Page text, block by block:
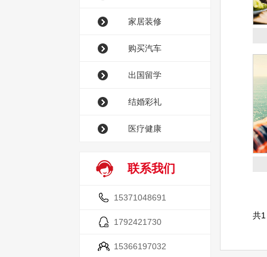
家居装修
购买汽车
出国留学
结婚彩礼
医疗健康
联系我们
15371048691
1792421730
15366197032
共